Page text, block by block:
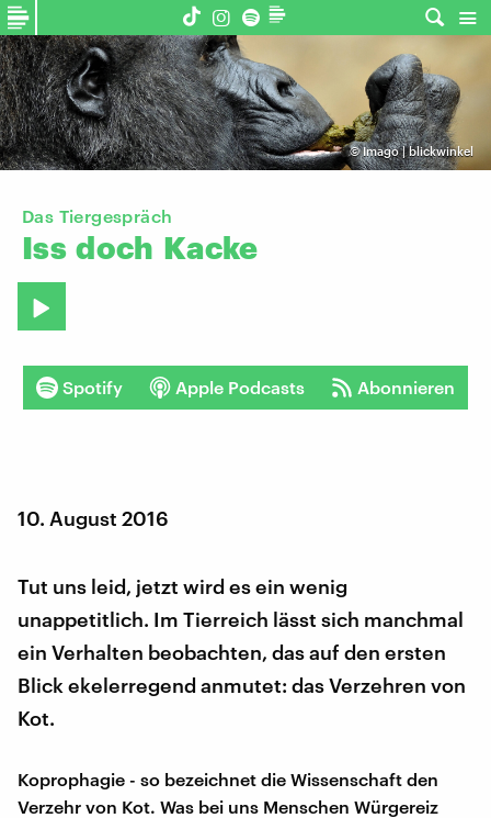
©Imago | blickwinkel
Das Tiergespräch
Iss doch Kacke
Spotify Apple Podcasts Abonnieren
10. August 2016
Tut uns leid, jetzt wird es ein wenig
unappetitlich. Im Tierreich lässt sich manchmal
ein Verhalten beobachten, das auf den ersten
Blick ekelerregend anmutet: das Verzehren von
Kot.
Koprophagie - so bezeichnet die Wissenschaft den
Verzehr von Kot. Was bei uns Menschen Würgereiz